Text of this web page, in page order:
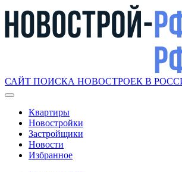
САЙТ ПОИСКА НОВОСТРОЕК В
Квартиры
Новостройки
Застройщики
Новости
Избранное